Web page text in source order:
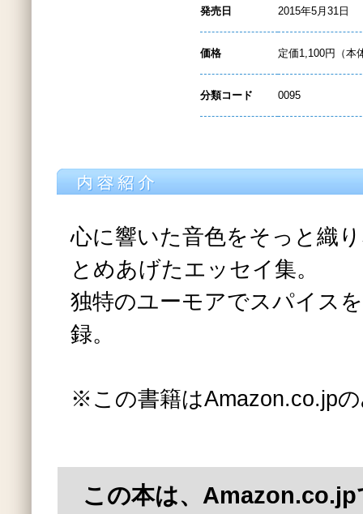
発売日 2015年5月31日
価格 定価1,100円（本
分類コード 0095
心に響いた音色をそっと織
とめあげたエッセイ集。
独特のユーモアでスパイス
録。
※この書籍はAmazon.co.jp
この本は、